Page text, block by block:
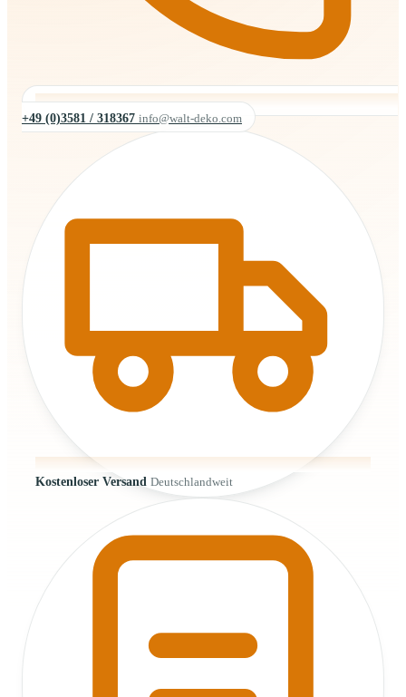
+49 (0)3581 / 318367 info@walt-deko.com
Kostenloser Versand Deutschlandweit